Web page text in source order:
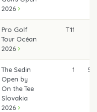
2026
Pro Golf
Tour Océan
2026
T11
The Sedin
Open by
On the Tee
Slovakia
2026
1